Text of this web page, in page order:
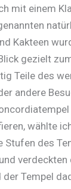
mit einem
Kakteen
gezielt
Teile des
andere
wählte
Stufen des
verdeckten
der Tempel